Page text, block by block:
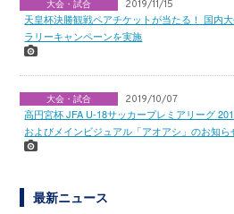
大会・試合 2019/11/15
天皇杯決勝観戦ペアチケットが当たる！ 国内
ラリーキャンペーンを実施
大会・試合 2019/10/07
高円宮杯 JFA U-18サッカープレミアリーグ
およびメインビジュアル「アオアシ」のお知ら
最新ニュース